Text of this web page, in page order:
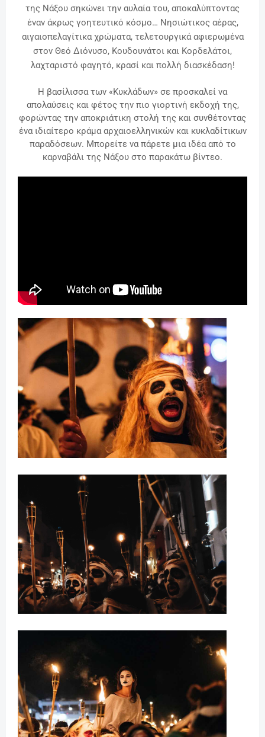
της Νάξου σηκώνει την αυλαία του, αποκαλύπτοντας
έναν άκρως γοητευτικό κόσμο… Νησιώτικος αέρας,
αιγαιοπελαγίτικα χρώματα, τελετουργικά αφιερωμένα
στον Θεό Διόνυσο, Κουδουνάτοι και Κορδελάτοι,
λαχταριστό φαγητό, κρασί και πολλή διασκέδαση!
Η βασίλισσα των «Κυκλάδων» σε προσκαλεί να
απολαύσεις και φέτος την πιο γιορτινή εκδοχή της,
φορώντας την αποκριάτικη στολή της και συνθέτοντας
ένα ιδιαίτερο κράμα αρχαιοελληνικών και κυκλαδίτικων
παραδόσεων. Μπορείτε να πάρετε μια ιδέα από το
καρναβάλι της Νάξου στο παρακάτω βίντεο.